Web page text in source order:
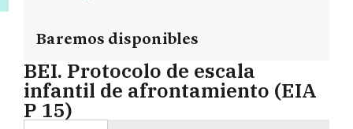
Baremos disponibles
BEI. Protocolo de escala
infantil de afrontamiento (EIA
P 15)